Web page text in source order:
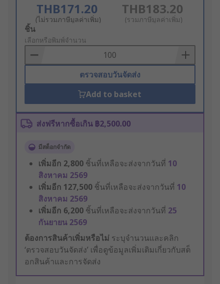
THB171.20
(ไม่รวมภาษีมูลค่าเพิ่ม)
THB183.20
(รวมภาษีมูลค่าเพิ่ม)
Add
to
Basket
ชิ้น
เลือกหรือพิมพ์จำนวน
ตรวจสอบวันจัดส่ง
Add to basket
ส่งฟรีหากซื้อเกิน ฿2,500.00
มีสต็อกจำกัด
เพิ่มอีก 2,800 ชิ้นที่เหลือจะส่งจากวันที่ 10
สิงหาคม 2569
เพิ่มอีก 127,500 ชิ้นที่เหลือจะส่งจากวันที่ 10
สิงหาคม 2569
เพิ่มอีก 6,200 ชิ้นที่เหลือจะส่งจากวันที่ 25
กันยายน 2569
ต้องการสินค้าเพิ่มหรือไม่ ระบุจำนวนและคลิก
‘ตรวจสอบวันจัดส่ง’ เพื่อดูข้อมูลเพิ่มเติมเกี่ยวกับสต็
อกสินค้าและการจัดส่ง